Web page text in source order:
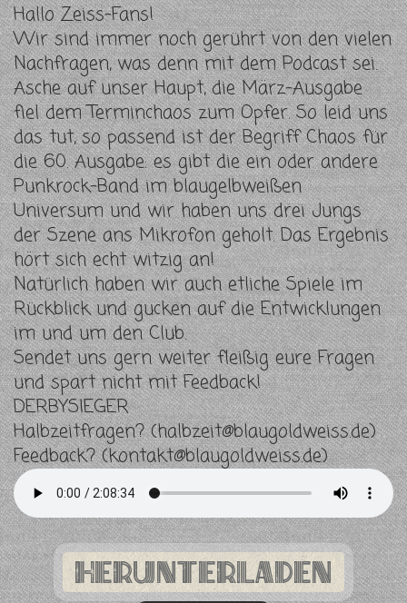
Hallo Zeiss-Fans!
Wir sind immer noch gerührt von den vielen
Nachfragen, was denn mit dem Podcast sei.
Asche auf unser Haupt, die März-Ausgabe
fiel dem Terminchaos zum Opfer. So leid uns
das tut, so passend ist der Begriff Chaos für
die 60. Ausgabe: es gibt die ein oder andere
Punkrock-Band im blaugelbweißen
Universum und wir haben uns drei Jungs
der Szene ans Mikrofon geholt. Das Ergebnis
hört sich echt witzig an!
Natürlich haben wir auch etliche Spiele im
Rückblick und gucken auf die Entwicklungen
im und um den Club.
Sendet uns gern weiter fleißig eure Fragen
und spart nicht mit Feedback!
DERBYSIEGER
Halbzeitfragen? (halbzeit@blaugoldweiss.de)
Feedback? (kontakt@blaugoldweiss.de)
Herunterladen